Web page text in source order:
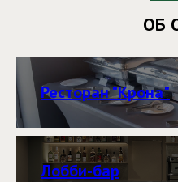
ОБ
Ресторан "Крона"
Лобби-бар